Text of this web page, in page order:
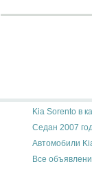
Kia Sorento в
Седан 2007
Автомобили
Все